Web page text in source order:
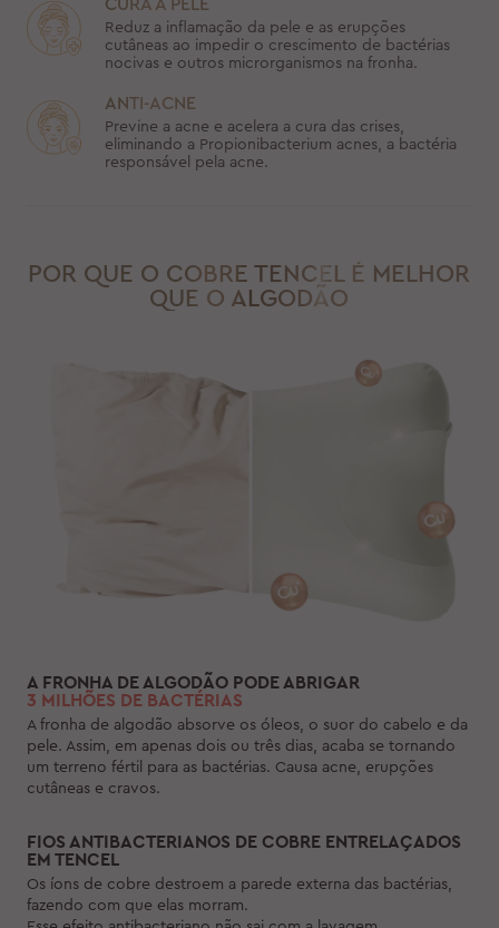
CURA A PELE
Reduz a inflamação da pele e as erupções
cutâneas ao impedir o crescimento de bactérias
nocivas e outros microrganismos na fronha.
ANTI-ACNE
Previne a acne e acelera a cura das crises,
eliminando a Propionibacterium acnes, a bactéria
responsável pela acne.
POR QUE O COBRE TENCEL É MELHOR
QUE O ALGODÃO
A FRONHA DE ALGODÃO PODE ABRIGAR
3 MILHÕES DE BACTÉRIAS
A fronha de algodão absorve os óleos, o suor do cabelo e da
pele. Assim, em apenas dois ou três dias, acaba se tornando
um terreno fértil para as bactérias. Causa acne, erupções
cutâneas e cravos.
FIOS ANTIBACTERIANOS DE COBRE ENTRELAÇADOS
EM TENCEL
Os íons de cobre destroem a parede externa das bactérias,
fazendo com que elas morram.